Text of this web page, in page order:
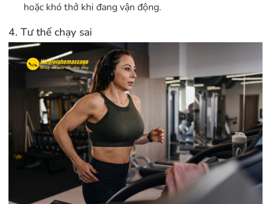
hoặc khó thở khi đang vận động.
4. Tư thế chạy sai